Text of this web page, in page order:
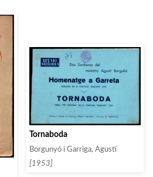
Tornaboda
Borgunyó i Garriga, Agustí
[1953]